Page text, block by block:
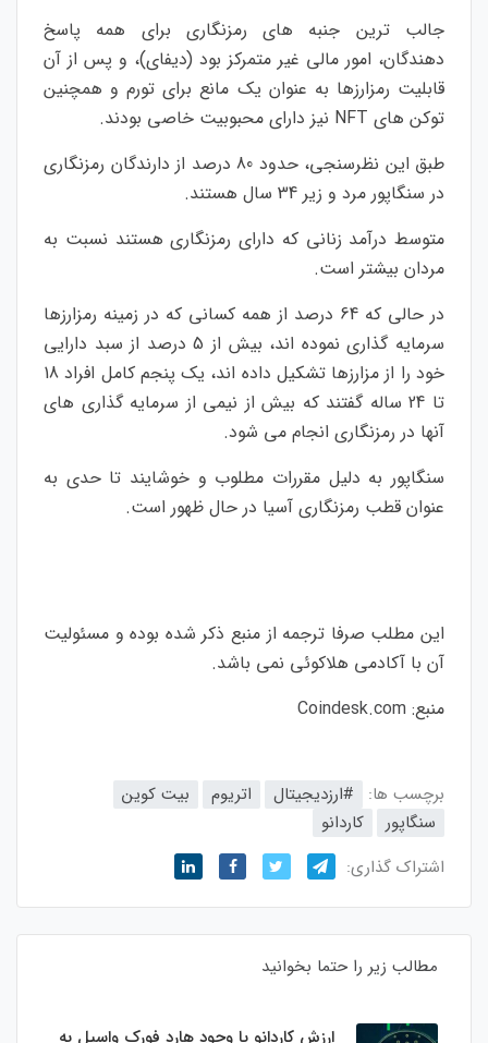
جالب ترین جنبه های رمزنگاری برای همه پاسخ
دهندگان، امور مالی غیر متمرکز بود (دیفای)، و پس از آن
قابلیت رمزارزها به عنوان یک مانع برای تورم و همچنین
توکن های NFT نیز دارای محبوبیت خاصی بودند.
طبق این نظرسنجی، حدود 80 درصد از دارندگان رمزنگاری
در سنگاپور مرد و زیر 34 سال هستند.
متوسط درآمد زنانی که دارای رمزنگاری هستند نسبت به
مردان بیشتر است.
در حالی که 64 درصد از همه کسانی که در زمینه رمزارزها
سرمایه گذاری نموده اند، بیش از 5 درصد از سبد دارایی
خود را از مزارزها تشکیل داده اند، یک پنجم کامل افراد 18
تا 24 ساله گفتند که بیش از نیمی از سرمایه گذاری های
آنها در رمزنگاری انجام می شود.
سنگاپور به دلیل مقررات مطلوب و خوشایند تا حدی به
عنوان قطب رمزنگاری آسیا در حال ظهور است.
این مطلب صرفا ترجمه از منبع ذکر شده بوده و مسئولیت
آن با آکادمی هلاکوئی نمی باشد.
منبع: Coindesk.com
برچسب ها: #ارزدیجیتال اتریوم
بیت کوین
سنگاپور
کاردانو
اشتراک گذاری:
مطالب زیر را حتما بخوانید
ارزش کاردانو با وجود هارد فورک واسیل به